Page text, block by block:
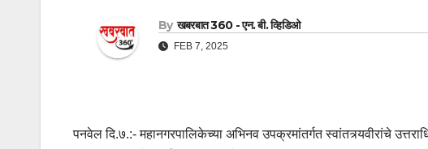
By खबरबात 360 - एन. बी. व्हिडिओ
FEB 7, 2025
पनवेल दि.७.:- महानगरपालिकेच्या अभिनव उपक्रमांतर्गत स्वांतत्र्यवीरांचे